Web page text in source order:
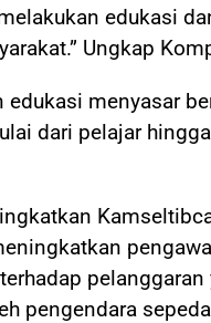
edukasi
Ungkap
edukasi menyasar
dari pelajar
pelanggaran
pengendara